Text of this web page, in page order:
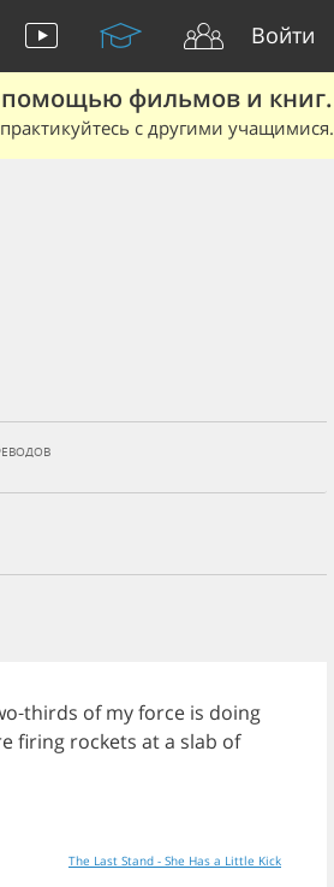
Войти
помощью фильмов и книг.
с другими учащимися.
-thirds of myforce is doing
firing rockets ata slab of
The Last Stand - She Has a Little Kick